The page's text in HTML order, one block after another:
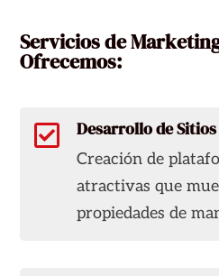
Servicios de
Ofrecemos:
 Desarrollo de
Creación de
atractivas que
propiedades de